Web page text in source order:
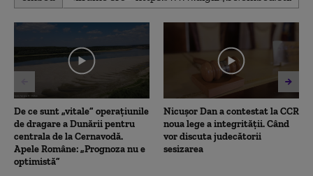
1
22
seconds
De ce sunt „vitale” operațiunile
de dragare a Dunării pentru
centrala de la Cernavodă.
Apele Române: „Prognoza nu e
optimistă”
Nicușor Dan a contestat la CCR
noua lege a integrității. Când
vor discuta judecătorii
sesizarea